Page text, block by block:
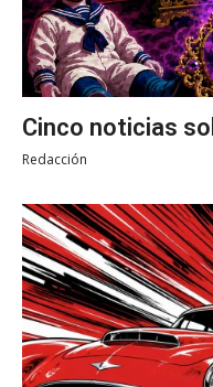
Cinco noticias
Redacción